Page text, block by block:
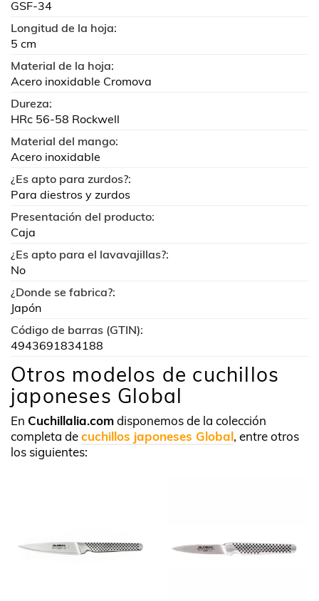
GSF-34
Longitud de la hoja:
5 cm
Material de la hoja:
Acero inoxidable Cromova
Dureza:
HRc 56-58 Rockwell
Material del mango:
Acero inoxidable
¿Es apto para zurdos?:
Para diestros y zurdos
Presentación del producto:
Caja
¿Es apto para el lavavajillas?:
No
¿Donde se fabrica?:
Japón
Código de barras (GTIN):
4943691834188
Otros modelos de cuchillos
japoneses Global
En Cuchillalia.comdisponemos de la colección
completa decuchillos japoneses Global, entre otros
los siguientes: